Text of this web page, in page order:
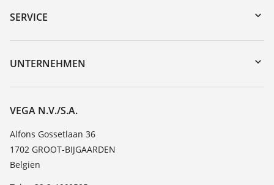
Gerätesuche (Seriennummer)
DTM Collection/PACTware
SERVICE
Geräterücksendung
Trainings
TeamViewer
UNTERNEHMEN
Über VEGA
Kontakt
News
Presse
Blog
VEGA N.V./S.A.
Alfons Gossetlaan 36
1702 GROOT-BIJGAARDEN
Belgien